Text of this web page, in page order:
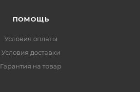
ПОМОЩЬ
Условия оплаты
Условия доставки
Гарантия на товар